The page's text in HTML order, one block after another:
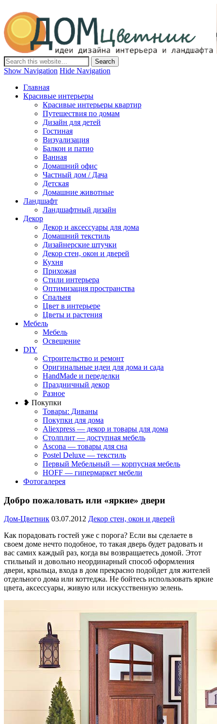
Дом-Цветник
Дизайн интерьера и ландшафта, декор и обустройство дома.
Идеи со всего мира.
Show Navigation Hide Navigation
Главная
Красивые интерьеры
Красивые интерьеры квартир
Путешествия по домам
Дизайн для детей
Гостиная
Визуализация
Балкон и патио
Ванная
Домашний офис
Частный дом / Дача
Детская
Домашние животные
Ландшафт
Ландшафтный дизайн
Декор
Декор и аксессуары для дома
Домашний текстиль
Дизайнерские штучки
Декор стен, окон и дверей
Кухня
Прихожая
Стили интерьера
Оптимизация пространства
Спальня
Цвет в интерьере
Цветы и растения
Мебель
Мебель
Освещение
DIY
Строительство и ремонт
Оригинальные идеи для дома и сада
HandMade и переделки
Праздничный декор
Разное
❥ Покупки
Товары: Диваны
Покупки для дома
Aliexpress — декор и товары для дома
Столплит — доступная мебель
Ascona — товары для сна
Postel Deluxe — текстиль
Первый Мебельный — корпусная мебель
HOFF — гипермаркет мебели
Фотогалерея
Добро пожаловать или «яркие» двери
Дом-Цветник 03.07.2012 Декор стен, окон и дверей
Как порадовать гостей уже с порога? Если вы сделаете в
своем доме нечто подобное, то такая дверь будет радовать и
вас самих каждый раз, когда вы возвращаетесь домой. Этот
стильный и довольно неординарный способ оформления
двери, крыльца, входа в дом прекрасно подойдет для жителей
отдельного дома или коттеджа. Не бойтесь использовать яркие
цвета, аксессуары, живую или искусственную зелень.